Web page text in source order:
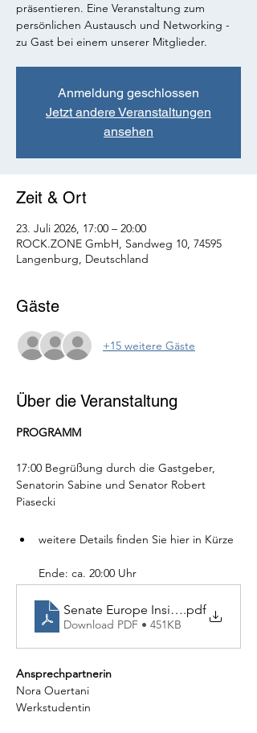
präsentieren. Eine Veranstaltung zum
persönlichen Austausch und Networking -
zu Gast bei einem unserer Mitglieder.
Anmeldung geschlossen
Jetzt andere Veranstaltungen
ansehen
Zeit & Ort
23. Juli 2026, 17:00 – 20:00
ROCK.ZONE GmbH, Sandweg 10, 74595
Langenburg, Deutschland
Gäste
+15 weitere Gäste
Über die Veranstaltung
PROGRAMM
17:00 Begrüßung durch die Gastgeber,
Senatorin Sabine und Senator Robert
Piasecki
weitere Details finden Sie hier in Kürze
Ende: ca. 20:00 Uhr
Senate Europe Inside ROCK.ZONE
.pdf
Download PDF • 451KB
Ansprechpartnerin
Nora Ouertani
Werkstudentin